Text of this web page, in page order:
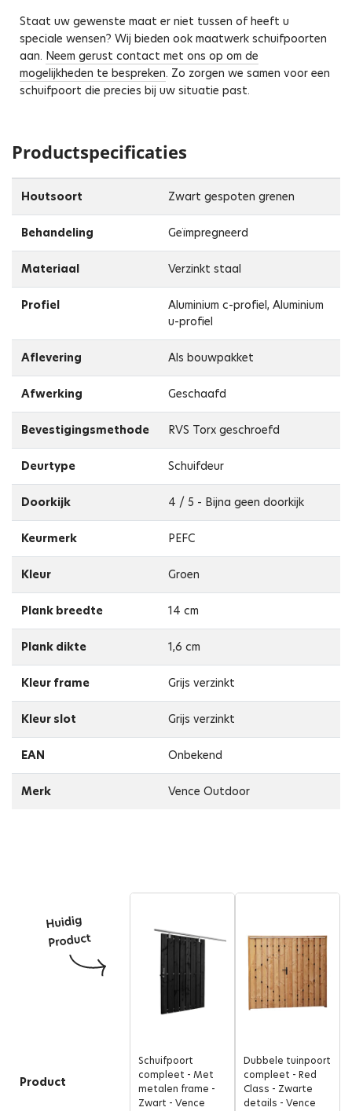
Staat uw gewenste maat er niet tussen of heeft u
speciale wensen? Wij bieden ook maatwerk schuifpoorten
aan. Neem gerust contact met ons op om de
mogelijkheden te bespreken. Zo zorgen we samen voor een
schuifpoort die precies bij uw situatie past.
Productspecificaties
Houtsoort Zwart gespoten grenen
Behandeling Geïmpregneerd
Materiaal Verzinkt staal
Profiel
Aluminium c-profiel, Aluminium
u-profiel
Aflevering Als bouwpakket
Afwerking Geschaafd
Bevestigingsmethode RVS Torx geschroefd
Deurtype Schuifdeur
Doorkijk 4 / 5 - Bijna geen doorkijk
Keurmerk PEFC
Kleur Groen
Plank breedte 14 cm
Plank dikte 1,6 cm
Kleur frame Grijs verzinkt
Kleur slot Grijs verzinkt
EAN Onbekend
Merk Vence Outdoor
Product
Schuifpoort
compleet - Met
metalen frame -
Zwart - Vence
Dubbele tuinpoort
compleet - Red
Class - Zwarte
details - Vence